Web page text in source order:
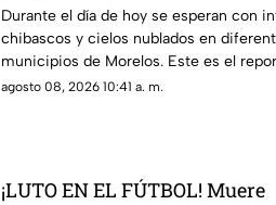
municipios
Durante el día de hoy se esperan con
chibascos y cielos nublados en
municipios de Morelos. Este es el
del sábado 8 de agosto de 2026.
agosto 08, 2026 10:41 a. m.
¡LUTO EN EL FÚTBOL! Muere